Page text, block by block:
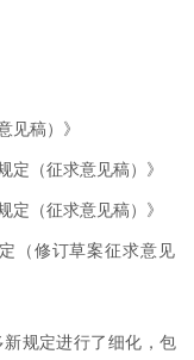
见稿）》
定（征求意见稿）》
定（征求意见稿）》
（修订草案征求意见
新规定进行了细化，包